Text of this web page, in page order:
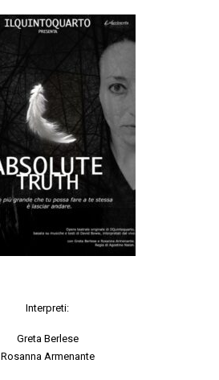
Interpreti:
Greta Berlese
Rosanna Armenante